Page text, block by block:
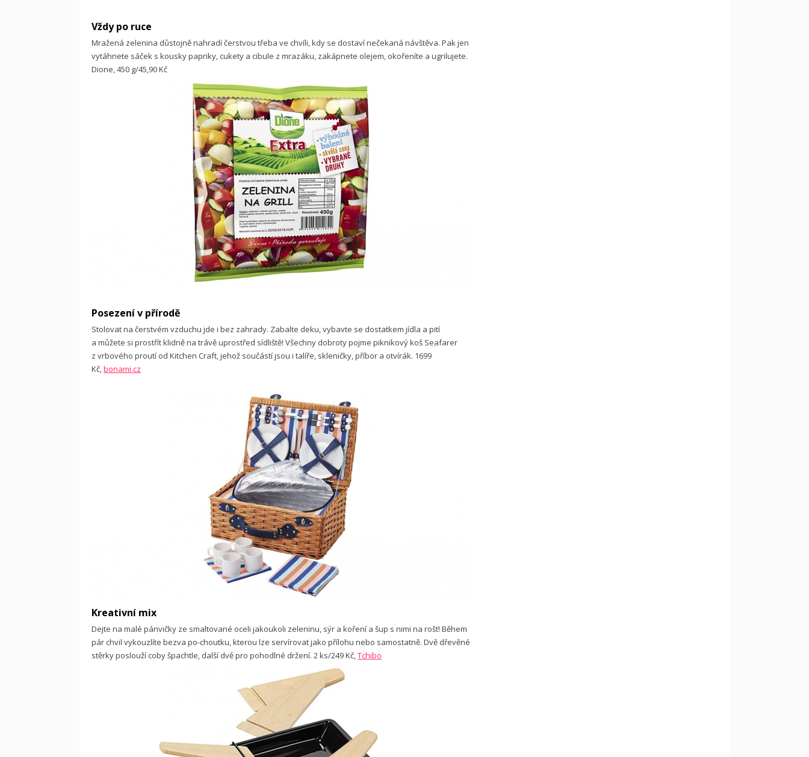
Vždy po ruce
Mražená zelenina důstojně nahradí čerstvou třeba ve chvíli, kdy se dostaví nečekaná návštěva. Pak jen
vytáhnete sáček s kousky papriky, cukety a cibule z mrazáku, zakápnete olejem, okořeníte a ugrilujete.
Dione, 450 g/45,90 Kč
Posezení v přírodě
Stolovat na čerstvém vzduchu jde i bez zahrady. Zabalte deku, vybavte se dostatkem jídla a pití
a můžete si prostřít klidně na trávě uprostřed sídliště! Všechny dobroty pojme piknikový koš Seafarer
z vrbového proutí od Kitchen Craft, jehož součástí jsou i talíře, skleničky, příbor a otvírák. 1699
Kč,bonami.cz
Kreativní mix
Dejte na malé pánvičky ze smaltované oceli jakoukoli zeleninu, sýr a koření a šup s nimi na rošt! Během
pár chvil vykouzlíte bezva po-choutku, kterou lze servírovat jako přílohu nebo samostatně. Dvě dřevěné
stěrky poslouží coby špachtle, další dvě pro pohodlné držení. 2 ks/249 Kč,Tchibo